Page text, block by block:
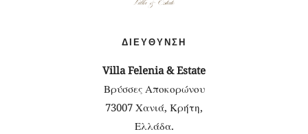
ΔΙΕΎΘΥΝΣΗ
Villa Felenia & Estate
Βρύσσες Αποκορώνου
73007 Χανιά, Κρήτη,
Ελλάδα.